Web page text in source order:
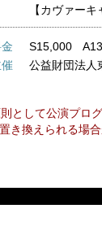
【カヴァーキ
S15,000
公益財団法人
として公演プロ
き換えられる場合